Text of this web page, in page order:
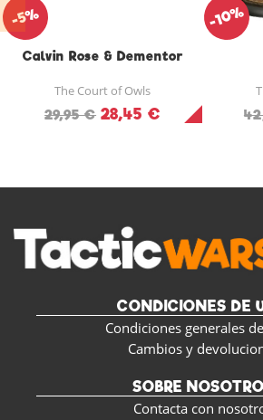
Calvin Rose & Dementor
The Court of Owls
29,95 € 28,45 €
-5% -10%
CONDICIONES DE
Condiciones generales
Cambios y
SOBRE
Contacta con